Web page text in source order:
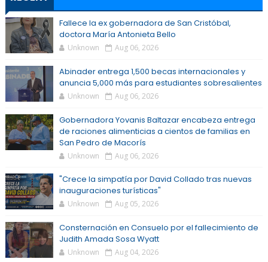
Fallece la ex gobernadora de San Cristóbal,
doctora María Antonieta Bello
Unknown Aug 06, 2026
Abinader entrega 1,500 becas internacionales y
anuncia 5,000 más para estudiantes sobresalientes
Unknown Aug 06, 2026
Gobernadora Yovanis Baltazar encabeza entrega
de raciones alimenticias a cientos de familias en
San Pedro de Macorís
Unknown Aug 06, 2026
"Crece la simpatía por David Collado tras nuevas
inauguraciones turísticas"
Unknown Aug 05, 2026
Consternación en Consuelo por el fallecimiento de
Judith Amada Sosa Wyatt
Unknown Aug 04, 2026